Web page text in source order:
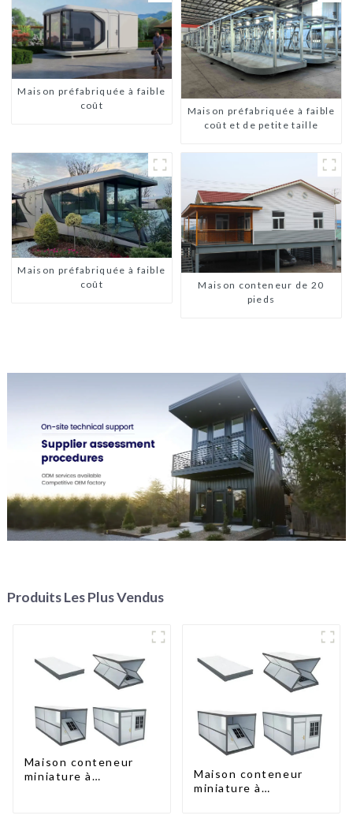
Maison préfabriquée à faible
coût
Maison préfabriquée à faible
coût et de petite taille
Maison préfabriquée à faible
coût
Maison conteneur de 20
pieds
Produits Les Plus Vendus
Maison conteneur
miniature à
Maison conteneur
miniature à